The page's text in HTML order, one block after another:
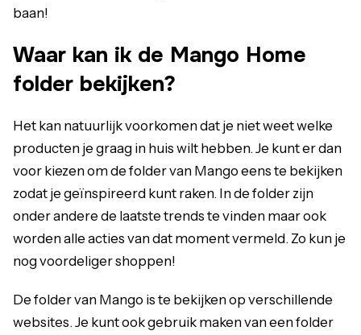
baan!
Waar kan ik de Mango Home
folder bekijken?
Het kan natuurlijk voorkomen dat je niet weet welke
producten je graag in huis wilt hebben. Je kunt er dan
voor kiezen om de folder van Mango eens te bekijken
zodat je geïnspireerd kunt raken. In de folder zijn
onder andere de laatste trends te vinden maar ook
worden alle acties van dat moment vermeld. Zo kun je
nog voordeliger shoppen!
De folder van Mango is te bekijken op verschillende
websites. Je kunt ook gebruik maken van een folder